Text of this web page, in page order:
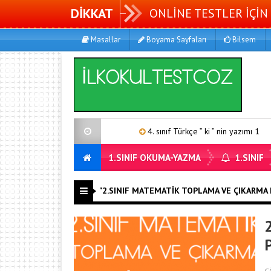
DİKKAT ONLİNE TESTLER
Masallar Boyama Sayfaları Bilsem
4. sınıf Türkçe ” ki ” nin yazımı 1
1.SINIF OKUMA-YAZMA 1.SINIF
"2.SINIF MATEMATIK TOPLAMA VE